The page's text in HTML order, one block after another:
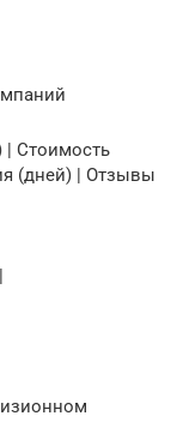
Стоимость
(дней) | Отзывы